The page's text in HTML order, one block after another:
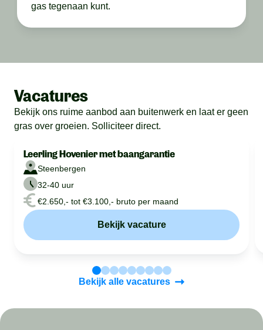
gas tegenaan kunt.
Vacatures
Bekijk ons ruime aanbod aan buitenwerk en laat er geen
gras over groeien. Solliciteer direct.
Leerling Hovenier met baangarantie
Steenbergen
32-40 uur
€2.650,- tot €3.100,- bruto per maand
Bekijk vacature
Bekijk alle vacatures